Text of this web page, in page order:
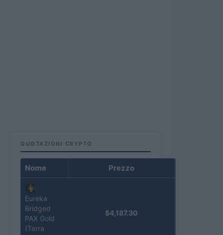
QUOTAZIONI CRYPTO
Nome Prezzo
Eureka
Bridged
PAX Gold
(Terra
$4,187.30